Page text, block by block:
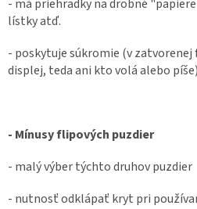
- má priehradky na drobné
lístky atď.
- poskytuje súkromie (v zatvorenej
displej, teda ani kto volá alebo píše)
- Mínusy flipových puzdier
- malý výber týchto druhov puzdier
- nutnosť odklápať kryt pri